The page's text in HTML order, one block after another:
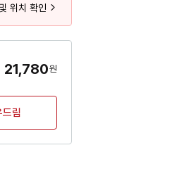
위치 확인
21,780원
드림